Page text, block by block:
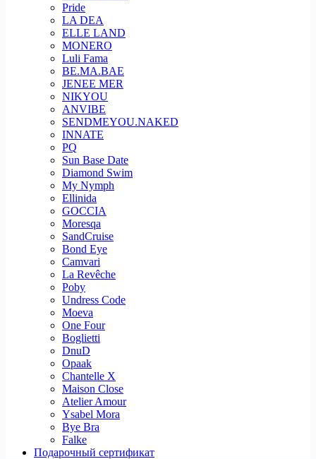
Pride
LA DEA
ELLE LAND
MONERO
Luli Fama
BE.MA.BAE
JENEE MER
NIKYOU
ANVIBE
SENDMEYOU.NAKED
INNATE
PQ
Sun Base Date
Diamond Swim
My Nymph
Ellinida
GOCCIA
Moresqa
SandCruise
Bond Eye
Camvari
La Revêche
Poby
Undress Code
Moeva
One Four
Boglietti
DnuD
Opaak
Chantelle X
Maison Close
Atelier Amour
Ysabel Mora
Bye Bra
Falke
Подарочный сертификат